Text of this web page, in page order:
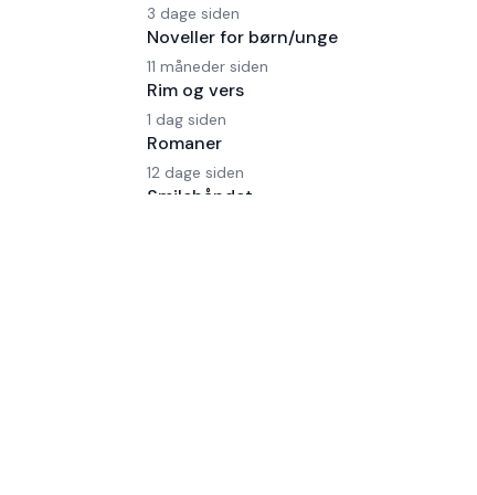
3 dage siden
Noveller for børn/unge
11 måneder siden
Rim og vers
1 dag siden
Romaner
12 dage siden
Smilebåndet